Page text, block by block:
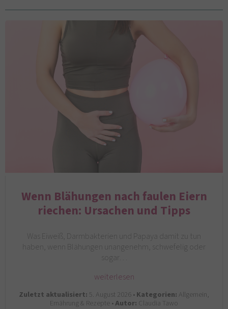
Wenn Blähungen nach faulen Eiern
riechen: Ursachen und Tipps
Was Eiweiß, Darmbakterien und Papaya damit zu tun
haben, wenn Blähungen unangenehm, schwefelig oder
sogar…
weiterlesen
Zuletzt aktualisiert: 5. August 2026 •Kategorien: Allgemein,
Ernährung & Rezepte •Autor: Claudia Tawo